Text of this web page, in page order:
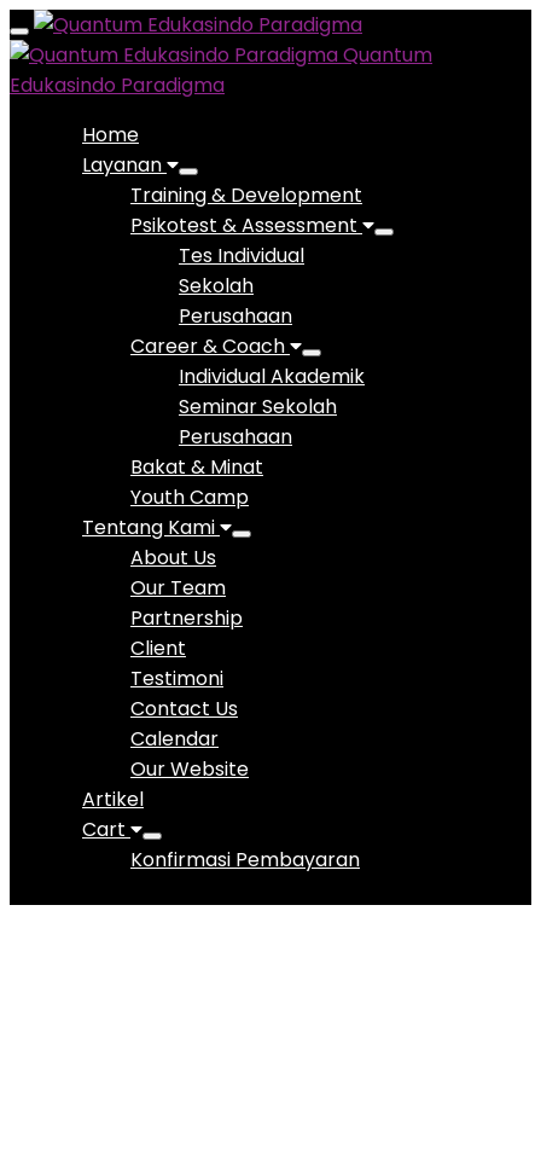
Toggle
navigation
Quantum
Edukasindo Paradigma
Home
Layanan
Training & Development
Psikotest & Assessment
Tes Individual
Sekolah
Perusahaan
Career & Coach
Individual Akademik
Seminar Sekolah
Perusahaan
Bakat & Minat
Youth Camp
Tentang Kami
About Us
Our Team
Partnership
Client
Testimoni
Contact Us
Calendar
Our Website
Artikel
Cart
Konfirmasi Pembayaran